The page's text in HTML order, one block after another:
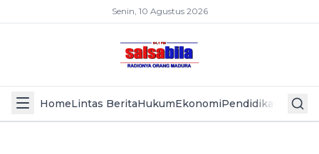
Senin, 10 Agustus 2026
HomeLintas BeritaHukumEkonomiPendidikan Politik